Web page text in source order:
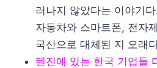
러나지 않았다는 이야기
자동차와 스마트폰, 전자
국산으로 대체된 지 오래
텐진에 있는 한국 기업들